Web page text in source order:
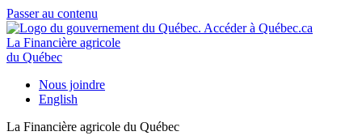
Passer au contenu
La Financière agricole
du Québec
Nous joindre
English
La Financière agricole du Québec